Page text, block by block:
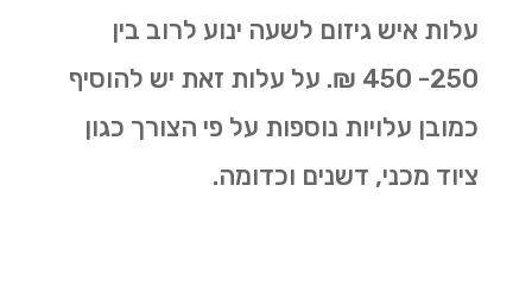
עלות איש גיזום לשעה ינוע לרוב בין
250- 450 ₪. על עלות זאת יש להוסיף
כמובן עלויות נוספות על פי הצורך כגון
ציוד מכני, דשנים וכדומה.